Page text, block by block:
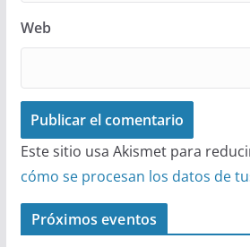
Web
Este sitio usa Akismet para
cómo se procesan los datos de
Próximos eventos